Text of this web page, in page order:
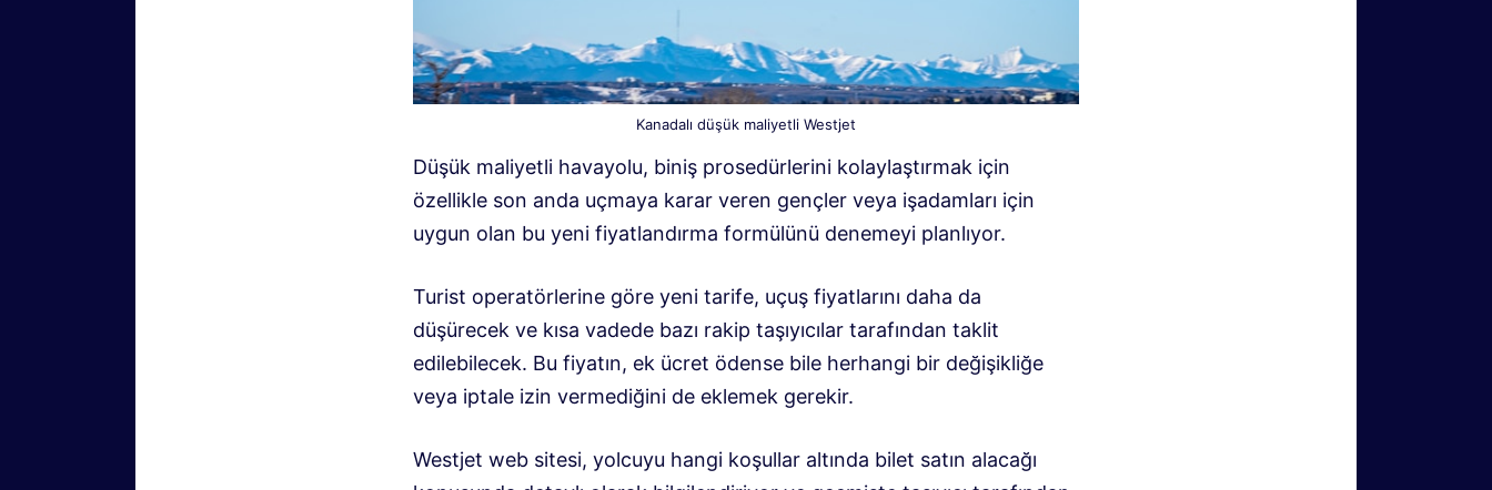
Kanadalı düşük maliyetli Westjet
Düşük maliyetli havayolu, biniş prosedürlerini kolaylaştırmak için
özellikle son anda uçmaya karar veren gençler veya işadamları için
uygun olan bu yeni fiyatlandırma formülünü denemeyi planlıyor.
Turist operatörlerine göre yeni tarife, uçuş fiyatlarını daha da
düşürecek ve kısa vadede bazı rakip taşıyıcılar tarafından taklit
edilebilecek. Bu fiyatın, ek ücret ödense bile herhangi bir değişikliğe
veya iptale izin vermediğini de eklemek gerekir.
Westjet web sitesi, yolcuyu hangi koşullar altında bilet satın alacağı